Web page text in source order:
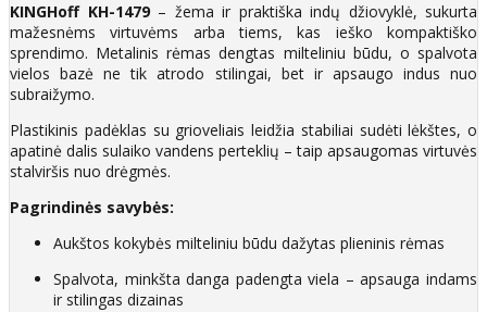
KINGHoff KH-1479– žema ir praktiška indų džiovyklė, sukurta
mažesnėms virtuvėms arba tiems, kas ieško kompaktiško
sprendimo. Metalinis rėmas dengtas milteliniu būdu, o spalvota
vielos bazė ne tik atrodo stilingai, bet ir apsaugo indus nuo
subraižymo.
Plastikinis padėklas su grioveliais leidžia stabiliai sudėti lėkštes, o
apatinė dalis sulaiko vandens perteklių – taip apsaugomas virtuvės
stalviršis nuo drėgmės.
Pagrindinės savybės:
Aukštos kokybės milteliniu būdu dažytas plieninis rėmas
Spalvota, minkšta danga padengta viela – apsauga indams
ir stilingas dizainas